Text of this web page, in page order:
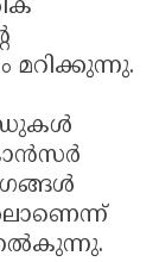
മറിക്കുന്നു.
നൽകുന്നു.